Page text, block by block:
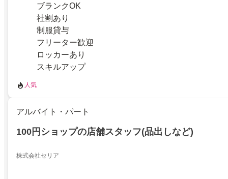
ブランクOK
社割あり
制服貸与
フリーター歓迎
ロッカーあり
スキルアップ
人気
アルバイト・パート
100円ショップの店舗スタッフ(品出しなど)
株式会社セリア